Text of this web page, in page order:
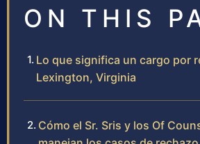
ON THIS
Lo que significa un cargo por
Lexington, Virginia
Cómo el Sr. Sris y los Of